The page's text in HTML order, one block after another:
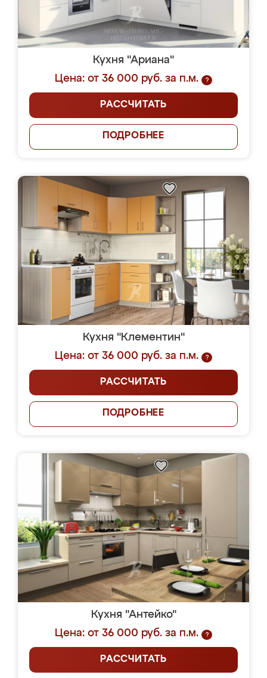
Кухня "Ариана"
Цена: от 36 000 руб. за п.м.
?
РАССЧИТАТЬ
ПОДРОБНЕЕ
Кухня "Клементин"
Цена: от 36 000 руб. за п.м.
?
РАССЧИТАТЬ
ПОДРОБНЕЕ
Кухня "Антейко"
Цена: от 36 000 руб. за п.м.
?
РАССЧИТАТЬ